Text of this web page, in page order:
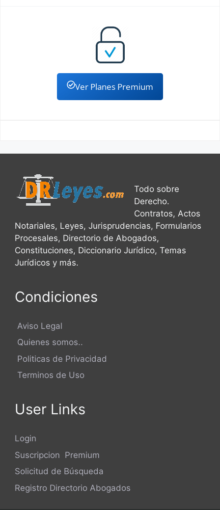
Ver Planes Premium
Todo sobre
Derecho.
Contratos, Actos
Notariales, Leyes, Jurisprudencias, Formularios
Procesales, Directorio de Abogados,
Constituciones, Diccionario Jurídico, Temas
Jurídicos y más.
Condiciones
Aviso Legal
Quienes somos..
Politicas de Privacidad
Terminos de Uso
User Links
Login
Suscripcion Premium
Solicitud de Búsqueda
Registro Directorio Abogados